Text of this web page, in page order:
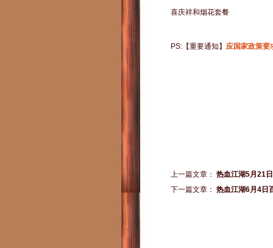
喜庆祥和烟花套餐
PS:【重要通知】 应国家政策要
上一篇文章： 热血江湖5月21
下一篇文章： 热血江湖6月4日